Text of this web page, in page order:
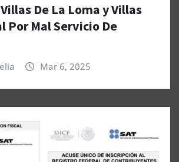
De La Loma y Villas
Por Mal Servicio De
Mar 6, 2025